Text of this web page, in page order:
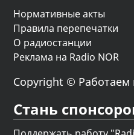
Нормативные акты
Правила перепечатки
О радиостанции
Реклама на Radio NOR
Copyright © Работаем
Стань